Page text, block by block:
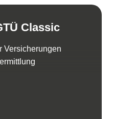
Classic
Versicherungen